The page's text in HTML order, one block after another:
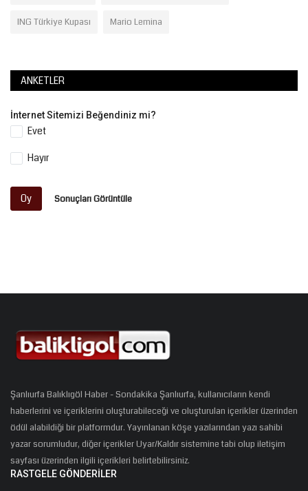
ING Türkiye Kupası Mario Lemina
ANKETLER
İnternet Sitemizi Beğendiniz mi?
Evet
Hayır
Oy Sonuçları Görüntüle
Şanlıurfa Balıklıgöl Haber - Sondakika Şanlıurfa, kullanıcıların kendi
haberlerini ve içeriklerini oluşturabileceği ve oluşturulan içerikler üzerinden
ödül alabildiği bir platformdur. Yayınlanan köşe yazılarından yazı sahibi
yazar sorumludur, diğer içerikler Uyar/Kaldır sistemine tabi olup iletişim
sayfası üzerinden ilgili içerikleri belirtebilirsiniz.
RASTGELE GÖNDERILER